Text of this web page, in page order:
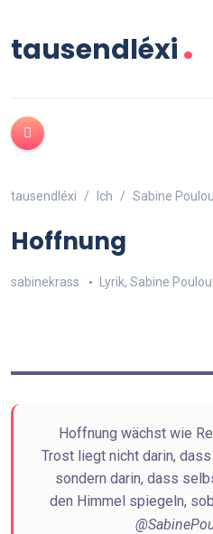
tausendléxi.
tausendléxi Ich Sabine Poulou
Hoffnung
sabinekrass Lyrik, Sabine Poulou
Hoffnung wächst wie
Trost liegt nicht darin,
sondern darin, dass
den Himmel spiegeln,